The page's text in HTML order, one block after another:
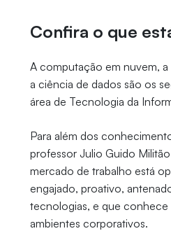
Confira o que
A computação em nuvem,
a ciência de dados são os
área de Tecnologia da
Para além dos
professor Julio Guido
mercado de trabalho está
engajado, proativo,
tecnologias, e que conhece
ambientes corporativos.